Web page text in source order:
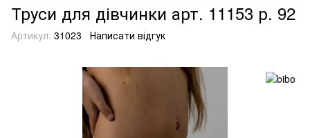
Труси для дівчинки арт. 11153 р. 92
Артикул: 31023 Написати відгук